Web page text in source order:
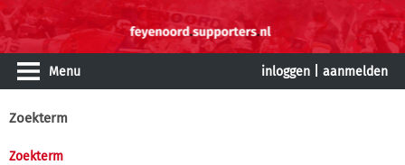
Menu inloggen aanmelden
Zoekterm
Zoekterm